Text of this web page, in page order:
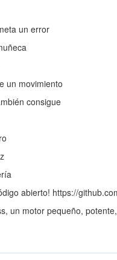
un error
un movimiento
consigue
abierto! https://
un motor pequeño,